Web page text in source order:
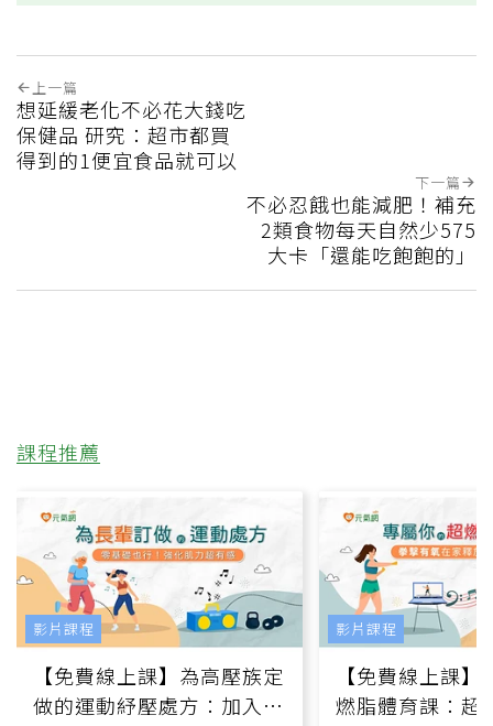
上一篇
想延緩老化不必花大錢吃
保健品 研究：超市都買
得到的1便宜食品就可以
下一篇
不必忍餓也能減肥！補充
2類食物每天自然少575
大卡「還能吃飽飽的」
課程推薦
【免費線上課】為高壓族定
做的運動紓壓處方：加入行
影片課程
【免費線上課
燃脂體育課：超
影片課程